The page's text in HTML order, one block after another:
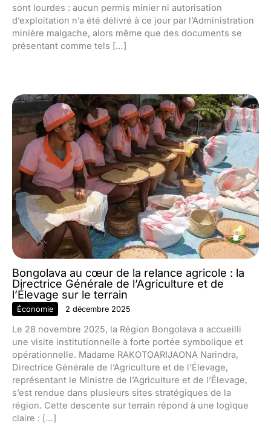
sont lourdes : aucun permis minier ni autorisation
d’exploitation n’a été délivré à ce jour par l’Administration
minière malgache, alors même que des documents se
présentant comme tels […]
Bongolava au cœur de la relance agricole : la
Directrice Générale de l’Agriculture et de
l’Élevage sur le terrain
Économie 2 décembre 2025
Le 28 novembre 2025, la Région Bongolava a accueilli
une visite institutionnelle à forte portée symbolique et
opérationnelle. Madame RAKOTOARIJAONA Narindra,
Directrice Générale de l’Agriculture et de l’Élevage,
représentant le Ministre de l’Agriculture et de l’Élevage,
s’est rendue dans plusieurs sites stratégiques de la
région. Cette descente sur terrain répond à une logique
claire : […]